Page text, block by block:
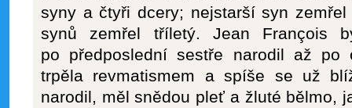
syny a čtyři dcery; nejstarší syn
synů zemřel tříletý. Jean François
po předposlední sestře narodil až po
trpěla revmatismem a spíše se už
narodil, měl snědou pleť a žluté bělmo,